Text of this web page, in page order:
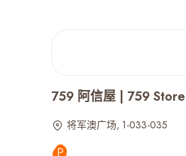
759 阿信屋 | 759 Store
将军澳广场, 1-033-035